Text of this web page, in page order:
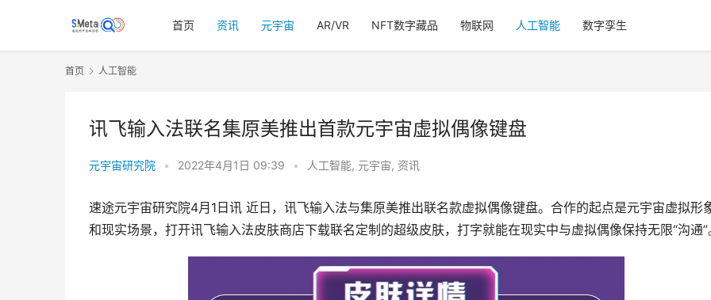
首页 资讯 元宇宙 AR/VR NFT数字藏品 物联网 人工智能 数字孪生
首页 人工智能
讯飞输入法联名集原美推出首款元宇宙虚拟偶像键盘
元宇宙研究院 • 2022年4月1日 09:39 • 人工智能, 元宇宙, 资讯
速途元宇宙研究院4月1日讯 近日，讯飞输入法与集原美推出联名款虚拟偶像键盘。合作的起点是元宇宙虚拟形
和现实场景，打开讯飞输入法皮肤商店下载联名定制的超级皮肤，打字就能在现实中与虚拟偶像保持无限“沟通”